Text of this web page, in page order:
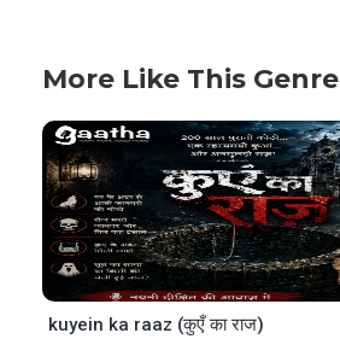
More Like This Genre
kuyein ka raaz (कुएँ का राज)